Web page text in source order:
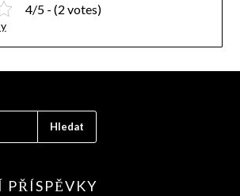
4/5 - (2 votes)
PŘÍSPĚVKY